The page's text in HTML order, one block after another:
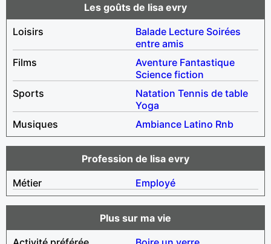
Les goûts de lisa evry
Loisirs
Balade Lecture Soirées
entre amis
Films
Aventure Fantastique
Science fiction
Sports
Natation Tennis de table
Yoga
Musiques
Ambiance Latino Rnb
Profession de lisa evry
Métier
Employé
Plus sur ma vie